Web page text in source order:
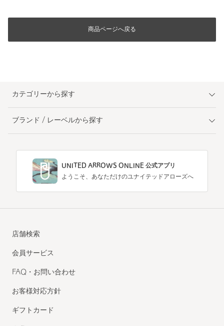
商品ページへ戻る
カテゴリーから探す
ブランド / レーベルから探す
UNITED ARROWS ONLINE 公式アプリ
ようこそ、あなただけのユナイテッドアローズへ
店舗検索
会員サービス
FAQ・お問い合わせ
お客様対応方針
ギフトカード